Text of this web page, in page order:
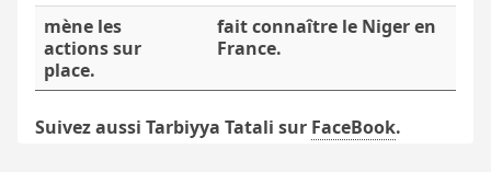
mène les
actions sur
place.
fait connaître le Niger en
France.
Suivez aussi Tarbiyya Tatali sur FaceBook.